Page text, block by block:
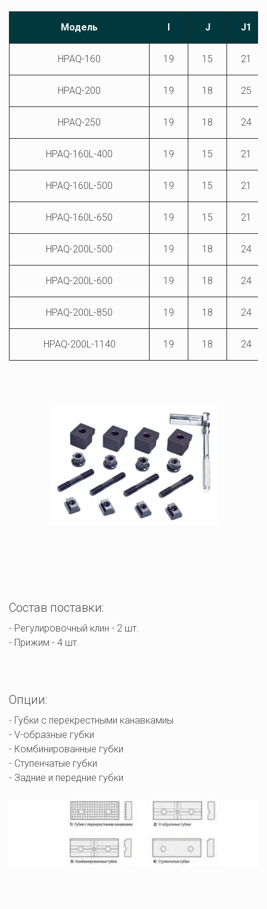
Модель I J J1
HPAQ-160 19 15 21
HPAQ-200 19 18 25
HPAQ-250 19 18 24
HPAQ-160L-400 19 15 21
HPAQ-160L-500 19 15 21
HPAQ-160L-650 19 15 21
HPAQ-200L-500 19 18 24
HPAQ-200L-600 19 18 24
HPAQ-200L-850 19 18 24
HPAQ-200L-1140 19 18 24
Состав поставки:
- Регулировочный клин - 2 шт.
- Прижим - 4 шт.
Опции:
- Губки с перекрестными канавкамиы
- V-образные губки
- Комбинированные губки
- Ступенчатые губки
- Задние и передние губки